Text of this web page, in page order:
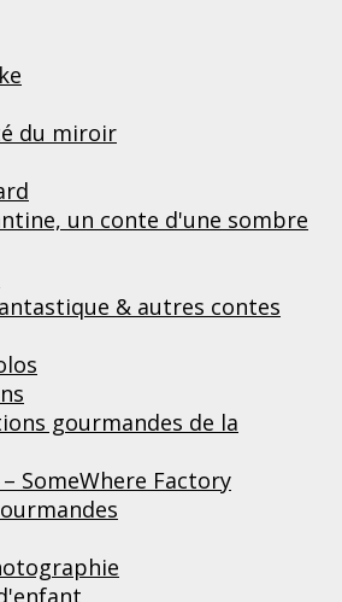
du miroir
un conte d'une sombre
& autres contes
gourmandes de la
SomeWhere Factory